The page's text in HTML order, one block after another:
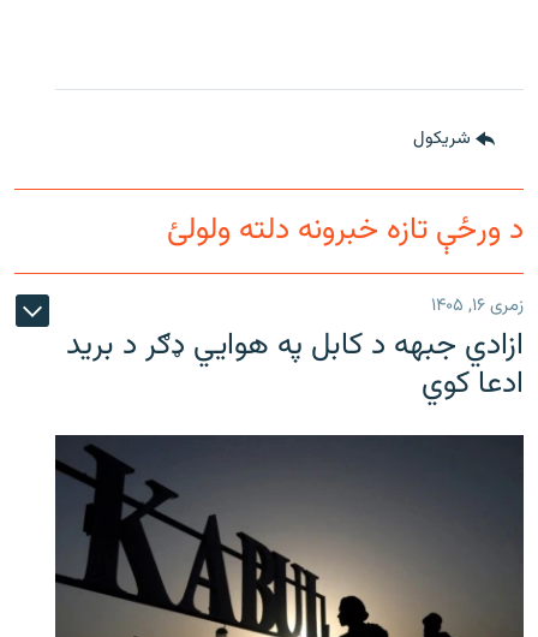
شريکول
د ورځې تازه خبرونه دلته ولولئ
زمری ۱۶, ۱۴۰۵
ازادي جبهه د کابل په هوايي ډګر د برید
ادعا کوي